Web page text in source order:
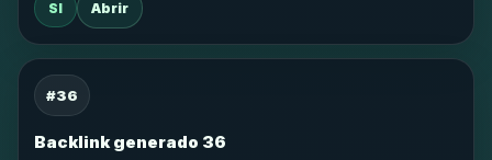
SI Abrir
#36
Backlink generado 36